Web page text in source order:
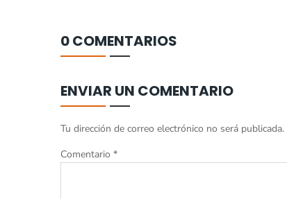
0 COMENTARIOS
ENVIAR UN COMENTARIO
Tu dirección de correo electrónico no será publicada.
Comentario *